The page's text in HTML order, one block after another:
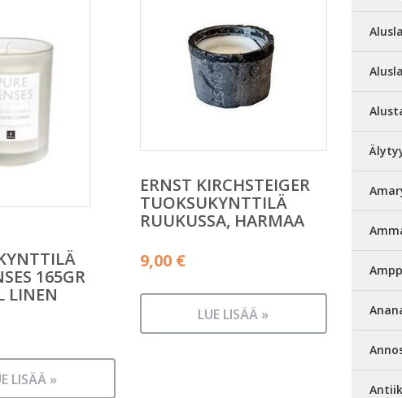
165GR
LINEN
LISÄÄ »
ERNST KIRCHSTEIGER
TUOKSUKYNTTILÄ
RUUKUSSA, HARMAA
9,00 €
LUE LISÄÄ »